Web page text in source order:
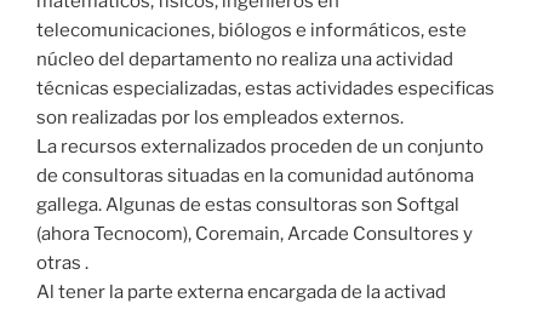
telecomunicaciones, biólogos e informáticos, este
núcleo del departamento no realiza una actividad
técnicas especializadas, estas actividades especificas
son realizadas por los empleados externos.
La recursos externalizados proceden de un conjunto
de consultoras situadas en la comunidad autónoma
gallega. Algunas de estas consultoras son Softgal
(ahora Tecnocom), Coremain, Arcade Consultores y
otras .
Al tener la parte externa encargada de la activad